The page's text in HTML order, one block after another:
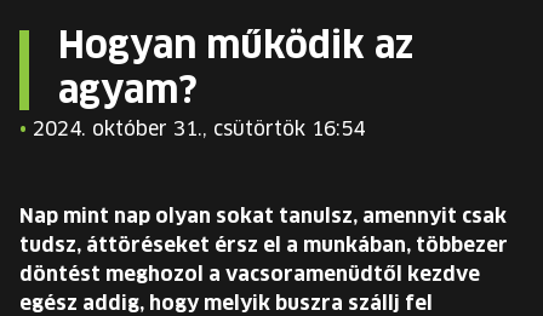
RÓLUNK
BRAIN BAR™ TRIBE
INGYENES DIÁK- ÉS TANÁRREGISZTRÁCIÓ
Hogyan működik az
agyam?
• 2024. október 31., csütörtök 16:54
Nap mint nap olyan sokat tanulsz, amennyit csak
tudsz, áttöréseket érsz el a munkában, többezer
döntést meghozol a vacsoramenüdtől kezdve
egész addig, hogy melyik buszra szállj fel